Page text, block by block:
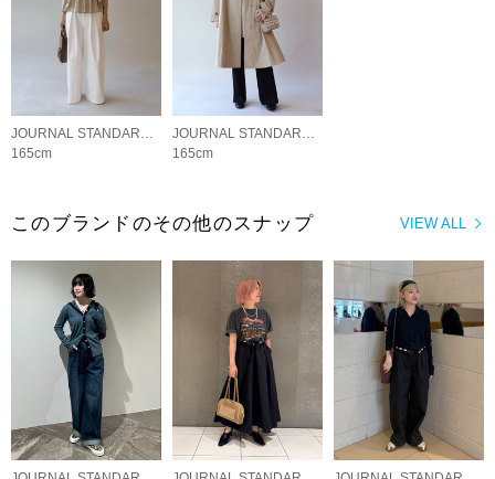
JOURNAL STANDARD LADYS
165cm
JOURNAL STANDARD LADYS
165cm
VIEW ALL
このブランドのその他のスナップ